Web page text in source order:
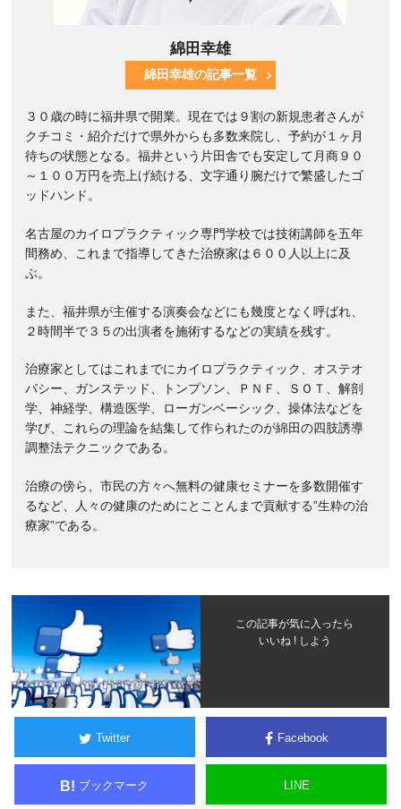
綿田幸雄
綿田幸雄の記事一覧
３０歳の時に福井県で開業。現在では９割の新規患者さんが
クチコミ・紹介だけで県外からも多数来院し、予約が１ヶ月
待ちの状態となる。福井という片田舎でも安定して月商９０
～１００万円を売上げ続ける、文字通り腕だけで繁盛したゴ
ッドハンド。
名古屋のカイロプラクティック専門学校では技術講師を五年
間務め、これまで指導してきた治療家は６００人以上に及
ぶ。
また、福井県が主催する演奏会などにも幾度となく呼ばれ、
２時間半で３５の出演者を施術するなどの実績を残す。
治療家としてはこれまでにカイロプラクティック、オステオ
パシー、ガンステッド、トンプソン、ＰＮＦ、ＳＯＴ、解剖
学、神経学、構造医学、ローガンベーシック、操体法などを
学び、これらの理論を結集して作られたのが綿田の四肢誘導
調整法テクニックである。
治療の傍ら、市民の方々へ無料の健康セミナーを多数開催す
るなど、人々の健康のためにとことんまで貢献する”生粋の治
療家”である。
この記事が気に入ったら
いいね ! しよう
Twitter Facebook
B! ブックマーク LINE